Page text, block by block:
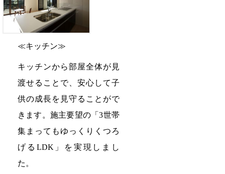
≪キッチン≫
キッチンから部屋全体が見
渡せることで、安心して子
供の成長を見守ることがで
きます。施主要望の「3世帯
集まってもゆっくりくつろ
げるLDK」を実現しまし
た。